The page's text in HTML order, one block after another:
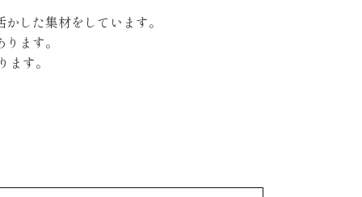
した集材をしています。
ます。
す。